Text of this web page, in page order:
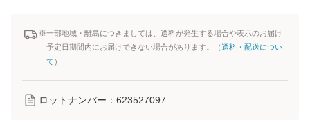
※一部地域・離島につきましては、送料が発生する場合や表示のお届け
予定日期間内にお届けできない場合があります。（送料・配送につい
て ）
ロットナンバー： 623527097